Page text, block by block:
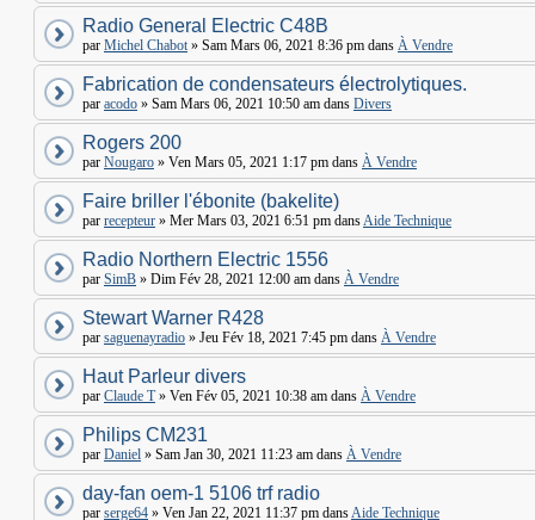
Radio General Electric C48B
par Michel Chabot» Sam Mars 06, 2021 8:36 pm dans À Vendre
Fabrication de condensateurs électrolytiques.
par acodo » Sam Mars 06, 2021 10:50 am dans Divers
Rogers 200
par Nougaro » Ven Mars 05, 2021 1:17 pm dans À Vendre
Faire briller l'ébonite (bakelite)
par recepteur » Mer Mars 03, 2021 6:51 pm dansAide Technique
Radio Northern Electric 1556
par SimB » Dim Fév 28, 2021 12:00 am dans À Vendre
Stewart Warner R428
par saguenayradio » Jeu Fév 18, 2021 7:45 pm dans À Vendre
Haut Parleur divers
par Claude T» Ven Fév 05, 2021 10:38 am dans À Vendre
Philips CM231
par Daniel » Sam Jan 30, 2021 11:23 am dans À Vendre
day-fan oem-1 5106 trf radio
par serge64 » Ven Jan 22, 2021 11:37 pm dansAide Technique